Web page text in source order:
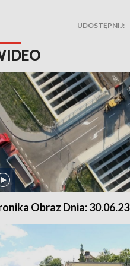
UDOSTĘPNIJ:
Obraz Dnia: 30.06.23